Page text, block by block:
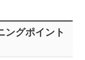
ングポイント